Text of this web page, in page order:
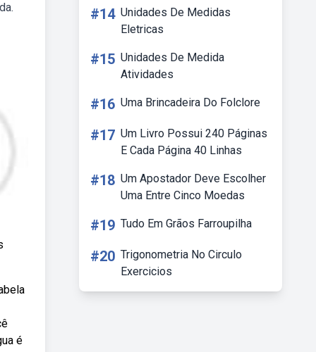
é
#14 Unidades De Medidas
Eletricas
#15 Unidades De Medida
Atividades
#16 Uma Brincadeira Do Folclore
#17 Um Livro Possui 240 Páginas
E Cada Página 40 Linhas
#18 Um Apostador Deve Escolher
Uma Entre Cinco Moedas
#19 Tudo Em Grãos Farroupilha
#20 Trigonometria No Circulo
Exercicios